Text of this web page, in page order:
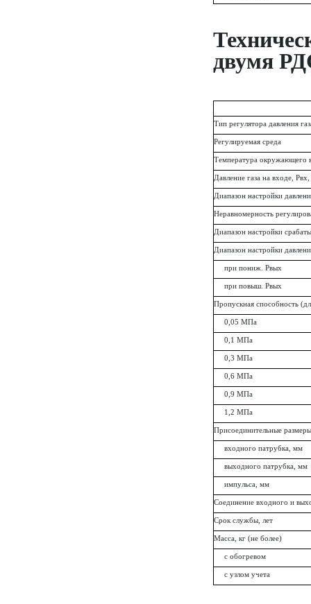
двумя
Тип регулятора давления
Регулируемая среда
Температура окружающего
Давление газа на входе,
Диапазон настройки
Неравномерность
Диапазон настройки
Диапазон настройки
при пониж. Рвых
при повыш. Рвых
Пропускная способность
0,05 МПа
0,1 МПа
0,3 МПа
0,6 МПа
0,9 МПа
1,2 МПа
Присоединительные
входного патрубка, мм
выходного патрубка, мм
импульса, мм
Соединение входного и
Срок службы, лет
Масса, кг (не более)
с обогревом
с узлом учета